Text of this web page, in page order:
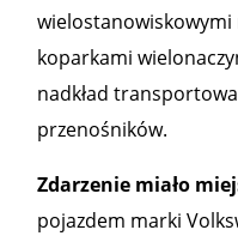
koparkami
nadkład
przenośników.
Zdarzenie miało
pojazdem marki